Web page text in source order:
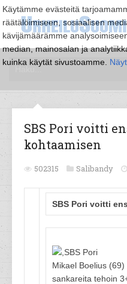
Käytämme evästeitä
räätälöimiseen, sosiaalisen
kävijämäärämme
median, mainosalan ja
kuinka käytät sivustoamme.
SBS Pori voitti
kohtaamisen
502315 Salibandy
SBS Pori voitti
Mikael Boelius
sankareita tehoin